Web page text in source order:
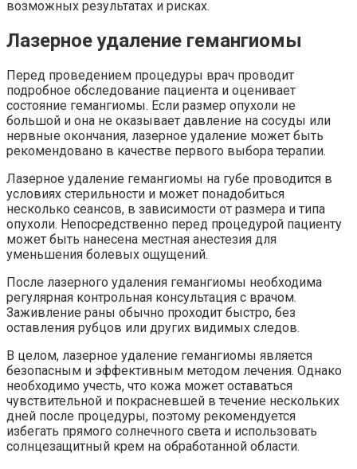
возможных результатах и рисках.
Лазерное удаление гемангиомы
Перед проведением процедуры врач проводит
подробное обследование пациента и оценивает
состояние гемангиомы. Если размер опухоли не
большой и она не оказывает давление на сосуды или
нервные окончания, лазерное удаление может быть
рекомендовано в качестве первого выбора терапии.
Лазерное удаление гемангиомы на губе проводится в
условиях стерильности и может понадобиться
несколько сеансов, в зависимости от размера и типа
опухоли. Непосредственно перед процедурой пациенту
может быть нанесена местная анестезия для
уменьшения болевых ощущений.
После лазерного удаления гемангиомы необходима
регулярная контрольная консультация с врачом.
Заживление раны обычно проходит быстро, без
оставления рубцов или других видимых следов.
В целом, лазерное удаление гемангиомы является
безопасным и эффективным методом лечения. Однако
необходимо учесть, что кожа может оставаться
чувствительной и покрасневшей в течение нескольких
дней после процедуры, поэтому рекомендуется
избегать прямого солнечного света и использовать
солнцезащитный крем на обработанной области.